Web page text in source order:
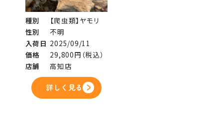
種別
【爬虫類】ヤモリ
性別
不明
入荷日 2025/09/11
価格
29,800円（税込）
店舗
高知店
詳しく見る